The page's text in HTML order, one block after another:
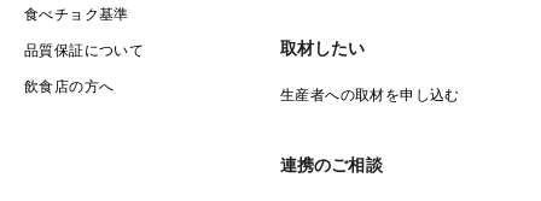
食べチョク基準
品質保証について
飲食店の方へ
取材したい
生産者への取材を申し込む
連携のご相談